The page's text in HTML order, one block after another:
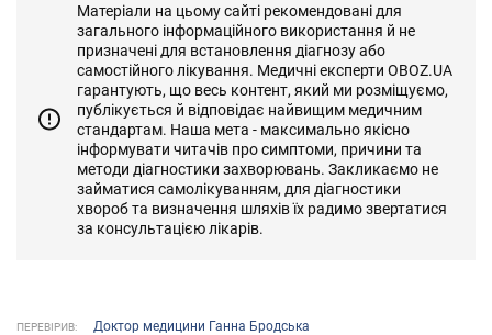
Матеріали на цьому сайті рекомендовані для
загального інформаційного використання й не
призначені для встановлення діагнозу або
самостійного лікування. Медичні експерти OBOZ.UA
гарантують, що весь контент, який ми розміщуємо,
публікується й відповідає найвищим медичним
стандартам. Наша мета - максимально якісно
інформувати читачів про симптоми, причини та
методи діагностики захворювань. Закликаємо не
займатися самолікуванням, для діагностики
хвороб та визначення шляхів їх радимо звертатися
за консультацією лікарів.
ПЕРЕВІРИВ: Доктор медицини Ганна Бродська